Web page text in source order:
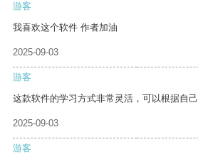
游客
我喜欢这个软件 作者加油
2025-09-03
游客
这款软件的学习方式非常灵活，可以根据自
2025-09-03
游客